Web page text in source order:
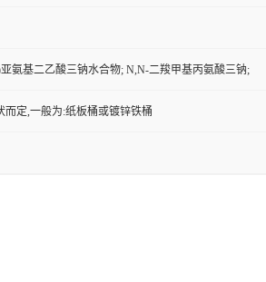
氨基二乙酸三钠水合物; N,N-二羧甲基丙氨酸三钠;
而定,一般为:纸板桶或镀锌铁桶